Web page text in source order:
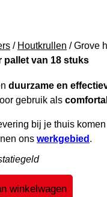
/ Houtkrullen / Grove
pallet van 18 stuks
duurzame en
gebruik als
bij je thuis
ons werkgebied .
winkelwagen